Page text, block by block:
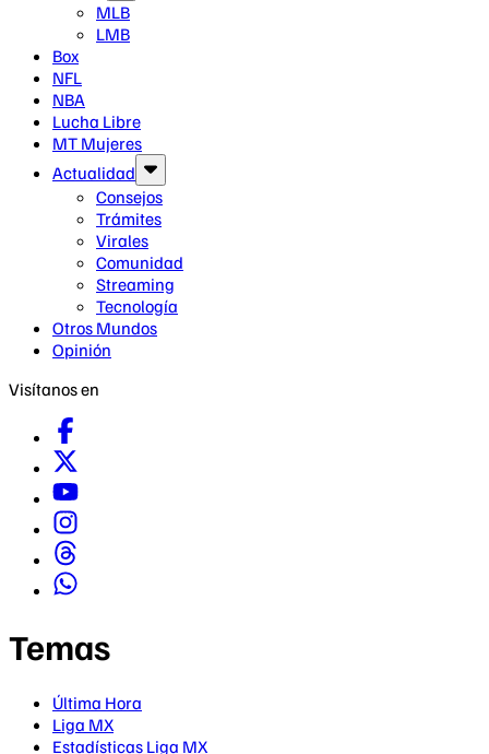
MLB
LMB
Box
NFL
NBA
Lucha Libre
MT Mujeres
Actualidad
Consejos
Trámites
Virales
Comunidad
Streaming
Tecnología
Otros Mundos
Opinión
Visítanos en
Temas
Última Hora
Liga MX
Estadísticas Liga MX